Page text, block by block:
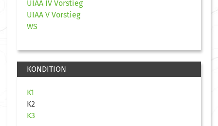
UIAA IV Vorstieg
UIAA V Vorstieg
WS
KONDITION
K1
K2
K3